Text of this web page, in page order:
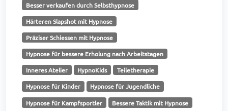
Besser verkaufen durch Selbsthypnose
Härteren Slapshot mit Hypnose
Präziser Schiessen mit Hypnose
Hypnose für bessere Erholung nach Arbeitstagen
Inneres Atelier HypnoKids Teiletherapie
Hypnose für Kinder Hypnose für Jugendliche
Hypnose für Kampfsportler Bessere Taktik mit Hypnose